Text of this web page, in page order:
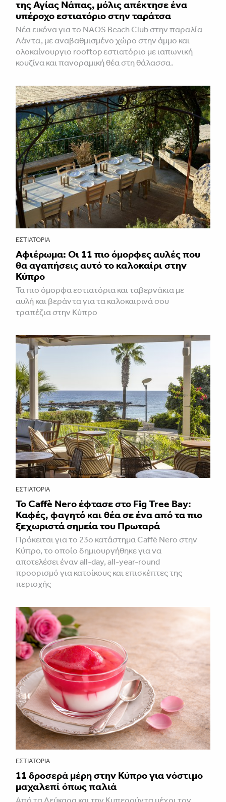
της Αγίας Νάπας, μόλις απέκτησε ένα
υπέροχο εστιατόριο στην ταράτσα
Νέα εικόνα για το NAOS Beach Club στην παραλία
Λάντα, με αναβαθμισμένο χώρο στην άμμο και
ολοκαίνουργιο rooftop εστιατόριο με ιαπωνική
κουζίνα και πανοραμική θέα στη θάλασσα.
ΕΣΤΙΑΤΌΡΙΑ
Αφιέρωμα: Οι 11 πιο όμορφες αυλές που
θα αγαπήσεις αυτό το καλοκαίρι στην
Κύπρο
Τα πιο όμορφα εστιατόρια και ταβερνάκια με
αυλή και βεράντα για τα καλοκαιρινά σου
τραπέζια στην Κύπρο
ΕΣΤΙΑΤΌΡΙΑ
Το Caffè Nero έφτασε στο Fig Tree Bay:
Καφές, φαγητό και θέα σε ένα από τα πιο
ξεχωριστά σημεία του Πρωταρά
Πρόκειται για το 23ο κατάστημα Caffè Nero στην
Κύπρο, το οποίο δημιουργήθηκε για να
αποτελέσει έναν all-day, all-year-round
προορισμό για κατοίκους και επισκέπτες της
περιοχής
ΕΣΤΙΑΤΌΡΙΑ
11 δροσερά μέρη στην Κύπρο για νόστιμο
μαχαλεπί όπως παλιά
Από τα Λεύκαρα και την Κυπερούντα μέχρι τον